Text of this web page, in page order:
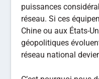
des Entreprises) et
européen NZIA (Net
ces technologies
stratégiques et
sommes nativement